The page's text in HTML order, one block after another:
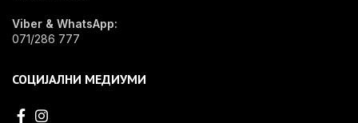
Viber & WhatsApp:
071/286 777
СОЦИЈАЛНИ МЕДИУМИ